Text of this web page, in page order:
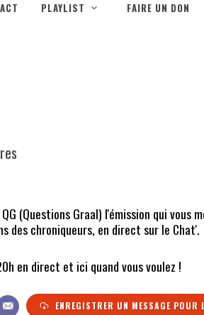
PLAYLIST FAIRE UN DON
(Questions Graal) l'émission qui vous
des chroniqueurs, en direct sur le Chat'.
en direct et ici quand vous voulez !
ENREGISTRER UN MESSAGE POUR